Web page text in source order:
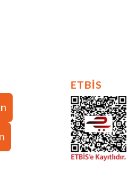
ETBİS